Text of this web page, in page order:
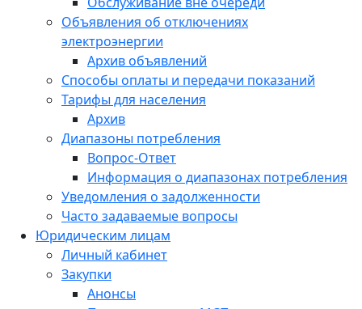
Объявления об отключениях
электроэнергии
Архив объявлений
Способы оплаты и передачи показаний
Тарифы для населения
Архив
Диапазоны потребления
Вопрос-Ответ
Информация о диапазонах потребления
Уведомления о задолженности
Часто задаваемые вопросы
Юридическим лицам
Личный кабинет
Закупки
Анонсы